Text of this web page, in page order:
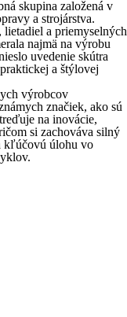
skupina založená v
a strojárstva.
a priemyselných
najmä na výrobu
uvedenie skútra
a štýlovej
výrobcov
značiek, ako sú
na inovácie,
si zachováva silný
kľúčovú úlohu vo